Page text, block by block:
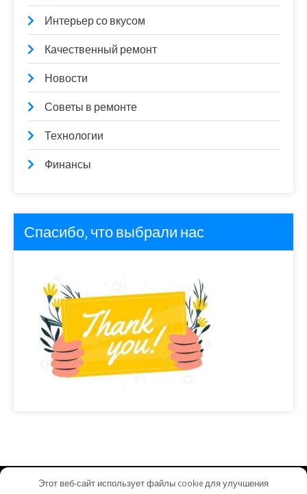
Интерьер со вкусом
Качественный ремонт
Новости
Советы в ремонте
Технологии
Финансы
Спасибо, что выбрали нас
homeuyut.ru - Работает на WordPress
Этот веб-сайт использует файлы cookie для улучшения